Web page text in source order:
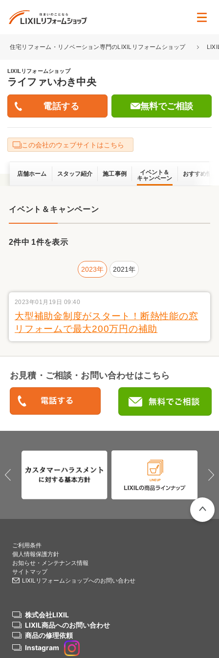
住宅リフォーム・リノベーション専門のLIXILリフォームショップ
LIXILリフォームショップ
ライファいわき中央
無料でご相談
この会社のウェブサイトはこちら
店舗ホーム スタッフ紹介 施工事例
イベント＆
キャンペーン
おすすめ情報
イベント＆キャンペーン
2件中 1件を表示
2023年 2021年
2023年01月19日 09:40
大型補助金制度がスタート！断熱性能の窓
リフォームで最大200万円の補助
お見積・ご相談・お問い合わせはこちら
ご利用条件
個人情報保護方針
お知らせ・メンテナンス情報
サイトマップ
LIXILリフォームショップへのお問い合わせ
株式会社LIXIL
LIXIL商品へのお問い合わせ
商品の修理依頼
Instagram